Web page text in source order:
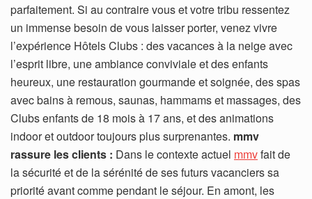
parfaitement. Si au contraire vous et votre tribu ressentez
un immense besoin de vous laisser porter, venez vivre
l’expérience Hôtels Clubs : des vacances à la neige avec
l’esprit libre, une ambiance conviviale et des enfants
heureux, une restauration gourmande et soignée, des spas
avec bains à remous, saunas, hammams et massages, des
Clubs enfants de 18 mois à 17 ans, et des animations
indoor et outdoor toujours plus surprenantes. mmv
rassure les clients : Dans le contexte actuel mmvfait de
la sécurité et de la sérénité de ses futurs vacanciers sa
priorité avant comme pendant le séjour. En amont, les